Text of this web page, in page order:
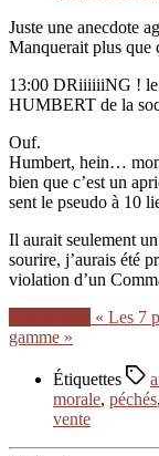
Juste une anecdote
Manquerait plus que
13:00 DRiiiiiiNG !
HUMBERT de la
Ouf.
Humbert, hein… mon
bien que c’est un
sent le pseudo à 10
Il aurait seulement
sourire, j’aurais été
violation d’un
« Les 7
gamme »
Étiquettes
morale, péchés,
vente